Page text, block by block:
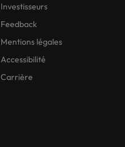
Investisseurs
Feedback
Mentions légales
Accessibilité
Carrière